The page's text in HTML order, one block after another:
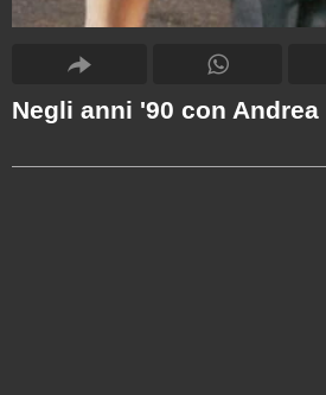
Negli anni '90 con Andrea